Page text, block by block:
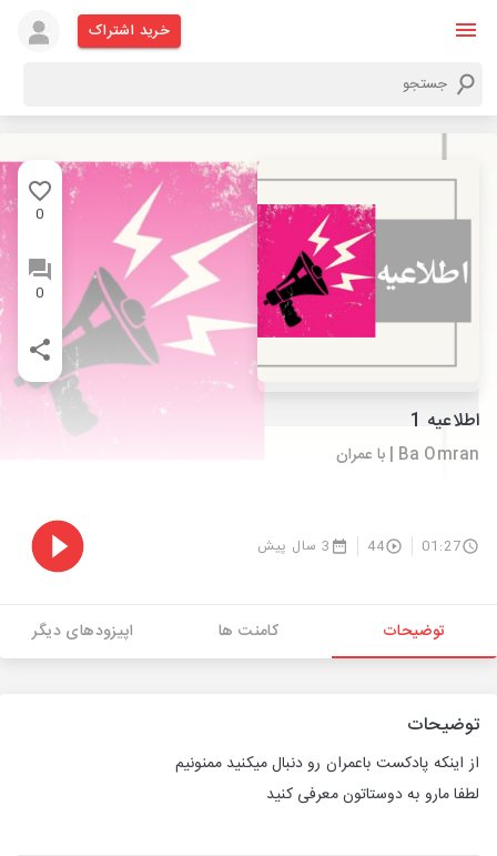
خرید اشتراک
0
0
اطلاعیه 1
Ba Omran | با عمران
01:27
44 3 سال پیش
توضیحات کامنت ها اپیزودهای دیگر
توضیحات
از اینکه پادکست باعمران رو دنبال میکنید ممنونیم
لطفا مارو به دوستاتون معرفی کنید